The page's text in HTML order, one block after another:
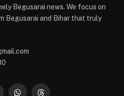
Begusarai news. We focus on
Begusarai and Bihar that truly